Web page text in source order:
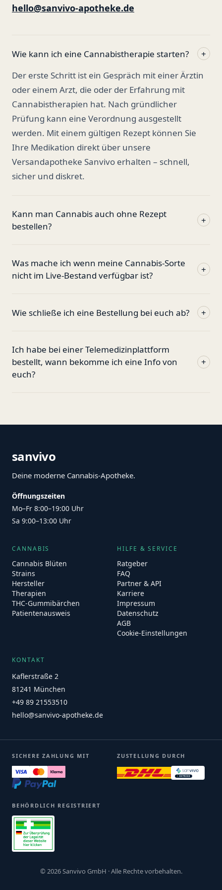
hello@sanvivo-apotheke.de
Wie kann ich eine Cannabistherapie starten?
+
Der erste Schritt ist ein Gespräch mit einer Ärztin
oder einem Arzt, die oder der Erfahrung mit
Cannabistherapien hat. Nach gründlicher
Prüfung kann eine Verordnung ausgestellt
werden. Mit einem gültigen Rezept können Sie
Ihre Medikation direkt über unsere
Versandapotheke Sanvivo erhalten – schnell,
sicher und diskret.
Kann man Cannabis auch ohne Rezept
bestellen?
+
Was mache ich wenn meine Cannabis-Sorte
nicht im Live-Bestand verfügbar ist?
+
Wie schließe ich eine Bestellung bei euch ab? +
Ich habe bei einer Telemedizinplattform
bestellt, wann bekomme ich eine Info von
euch?
+
sanvivo
Deine moderne Cannabis-Apotheke.
Öffnungszeiten
Mo–Fr 8:00–19:00 Uhr
Sa 9:00–13:00 Uhr
CANNABIS
Cannabis Blüten
Strains
Hersteller
Therapien
THC-Gummibärchen
Patientenausweis
HILFE & SERVICE
Ratgeber
FAQ
Partner & API
Karriere
Impressum
Datenschutz
AGB
Cookie-Einstellungen
KONTAKT
Kaflerstraße 2
81241 München
+49 89 21553510
hello@sanvivo-apotheke.de
SICHERE ZAHLUNG MIT ZUSTELLUNG DURCH
BEHÖRDLICH REGISTRIERT
© 2026 Sanvivo GmbH · Alle Rechte vorbehalten.